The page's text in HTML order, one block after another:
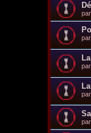
par
par
par
par
par